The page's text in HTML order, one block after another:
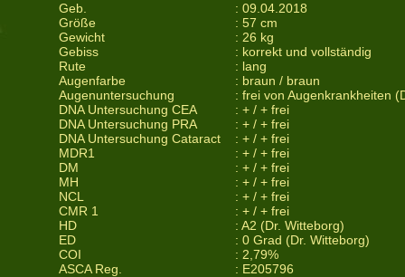
Geb.
Größe
Gewicht
Gebiss
Rute
Augenfarbe
Augenuntersuchung
DNA Untersuchung CEA
DNA Untersuchung PRA
DNA Untersuchung Cataract
MDR1
DM
MH
NCL
CMR 1
HD
ED
COI
ASCA Reg.
: 09.04.2018
: 57 cm
: 26 kg
: korrekt und vollständig
: lang
: braun / braun
: frei von Augenkrankheiten
: + / + frei
: + / + frei
: + / + frei
: + / + frei
: + / + frei
: + / + frei
: + / + frei
: + / + frei
: A2 (Dr. Witteborg)
: 0 Grad (Dr. Witteborg)
: 2,79%
: E205796